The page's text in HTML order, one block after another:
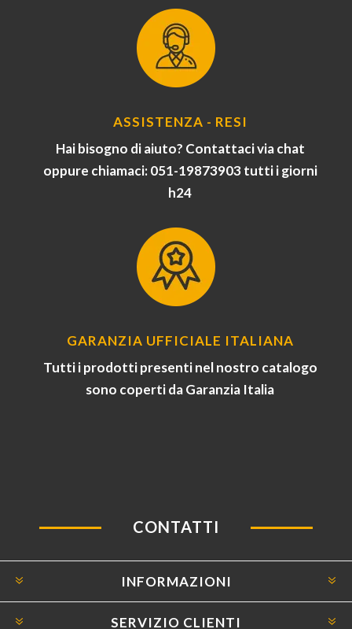
ASSISTENZA - RESI
Hai bisogno di aiuto? Contattaci via chat
oppure chiamaci: 051-19873903 tutti i giorni
h24
GARANZIA UFFICIALE ITALIANA
Tutti i prodotti presenti nel nostro catalogo
sono coperti da Garanzia Italia
CONTATTI
INFORMAZIONI
SERVIZIO CLIENTI